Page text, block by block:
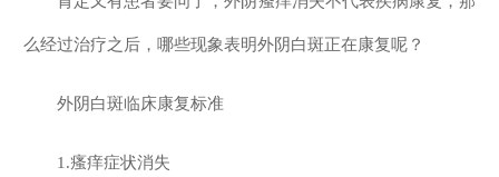
么经过治疗之后，哪些现象表明外阴白斑正在康复呢？
外阴白斑临床康复标准
1.瘙痒症状消失